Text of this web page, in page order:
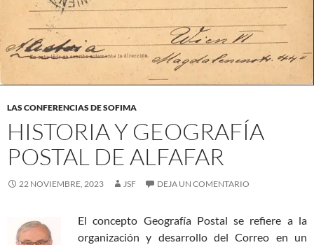
LAS CONFERENCIAS DE SOFIMA
HISTORIA Y GEOGRAFÍA
POSTAL DE ALFAFAR
22 NOVIEMBRE, 2023 JSF DEJA UN COMENTARIO
El concepto Geografía Postal se refiere a la
organización y desarrollo del Correo en un